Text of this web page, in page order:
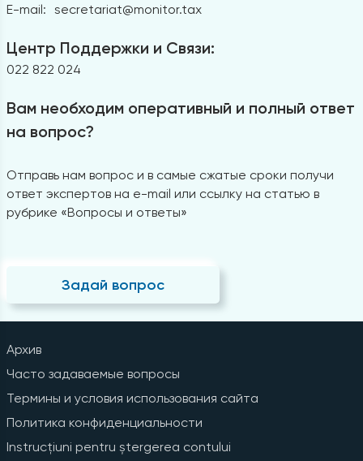
E-mail: secretariat@monitor.tax
Центр Поддержки и Связи:
022 822 024
Вам необходим оперативный и полный ответ
на вопрос?
Отправь нам вопрос и в самые сжатые сроки получи
ответ экспертов на e-mail или ссылку на статью в
рубрике «Вопросы и ответы»
Задай вопрос
Архив
Часто задаваемые вопросы
Термины и условия использования сайта
Политика конфиденциальности
Instrucțiuni pentru ștergerea contului